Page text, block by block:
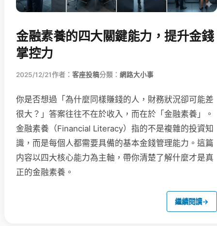
金融素養的四大關鍵能力，提升金錢
掌控力
2025/12/21作者： 客座投稿分類： 網路大小事
你是否想過「為什麼同樣賺錢的人，財務狀況卻可能差
很大？」答案往往不在於收入，而在於「金融素養」。
金融素養（Financial Literacy）指的不是複雜的投資知
識，而是每個人都需要具備的基本金錢管理能力。這篇
内容以四大核心能力為主軸，帶你清楚了解什麼才是真
正的金融素養。
繼續閱讀→